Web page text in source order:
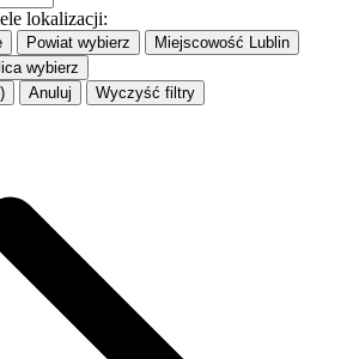
lokalizacji:
Powiat wybierz Miejscowość Lublin
wybierz
Anuluj Wyczyść filtry